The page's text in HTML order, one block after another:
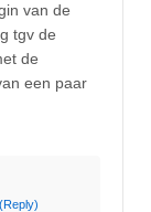
van de
tgv de
de
een paar
(Reply)